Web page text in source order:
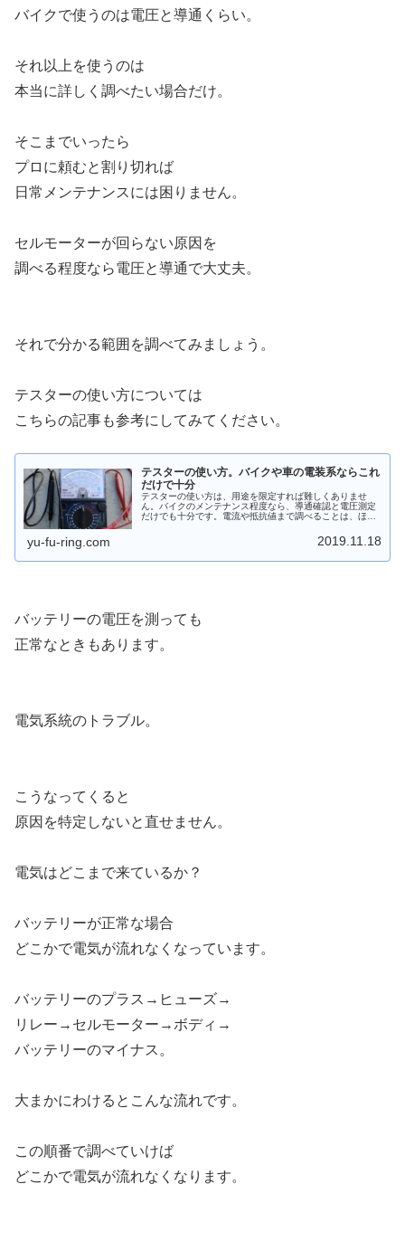
バイクで使うのは電圧と導通くらい。
それ以上を使うのは
本当に詳しく調べたい場合だけ。
そこまでいったら
プロに頼むと割り切れば
日常メンテナンスには困りません。
セルモーターが回らない原因を
調べる程度なら電圧と導通で大丈夫。
それで分かる範囲を調べてみましょう。
テスターの使い方については
こちらの記事も参考にしてみてください。
テスターの使い方。バイクや車の電装系ならこれ
だけで十分
テスターの使い方は、用途を限定すれば難しくありませ
ん。バイクのメンテナンス程度なら、導通確認と電圧測定
だけでも十分です。電流や抵抗値まで調べることは、ほと
yu-fu-ring.com 2019.11.18
バッテリーの電圧を測っても
正常なときもあります。
電気系統のトラブル。
こうなってくると
原因を特定しないと直せません。
電気はどこまで来ているか？
バッテリーが正常な場合
どこかで電気が流れなくなっています。
バッテリーのプラス→ヒューズ→
リレー→セルモーター→ボディ→
バッテリーのマイナス。
大まかにわけるとこんな流れです。
この順番で調べていけば
どこかで電気が流れなくなります。